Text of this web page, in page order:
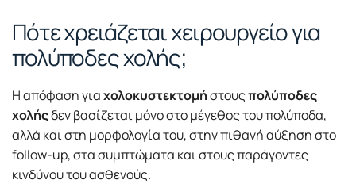
Πότε χρειάζεται χειρουργείο για
πολύποδες χολής;
Η απόφαση γιαχολοκυστεκτομήστουςπολύποδες
χολήςδεν βασίζεται μόνο στο μέγεθος του πολύποδα,
αλλά και στη μορφολογία του, στην πιθανή αύξηση στο
follow-up, στα συμπτώματα και στους παράγοντες
κινδύνου του ασθενούς.